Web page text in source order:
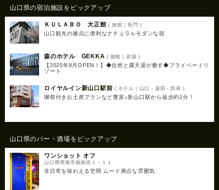
山口県の宿泊施設をピックアップ
ＫＵＬＡＢＯ 大正館 ( 旅館｜長門 )
山口観光の拠点に便利なナチュラルモダンな宿
森のホテル GEKKA ( 旅館｜岩国 )
【2025年8月OPEN！】◆自然と露天湯が癒す◆プライベートリ
ゾート
ロイヤルイン新山口駅前 ( ホテル｜山口・湯田・防府 )
獺祭付きお土産プランなど豊富♪新山口駅から徒歩約1分！
山口県のバー・酒場をピックアップ
ワンショット オフ
山口県周南市銀南街１－１１
非日常を味わえる空間 ムード満点な雰囲気